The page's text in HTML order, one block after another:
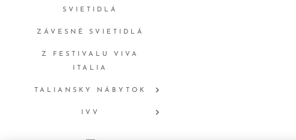
SVIETIDLÁ
ZÁVESNÉ SVIETIDLÁ
Z FESTIVALU VIVA
ITALIA
TALIANSKY NÁBYTOK
IVV